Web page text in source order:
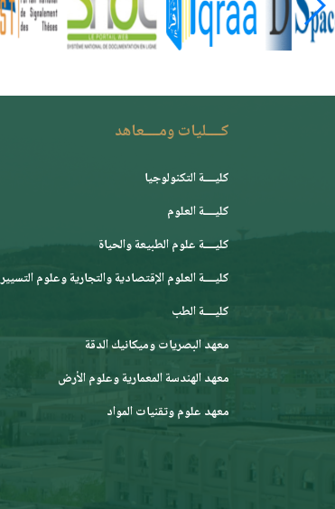
كــــليات ومــــعاهد
كليــــة التكنولوجيا
كليــــة العلوم
كليــــة علوم الطبيعة والحياة
كليــــة العلوم الإقتصادية والتجارية وعلوم التسيير
كليــــة الطب
معهد البصريات وميكانيك الدقة
معهد الهندسة المعمارية وعلوم الأرض
معهد علوم وتقنيات المواد